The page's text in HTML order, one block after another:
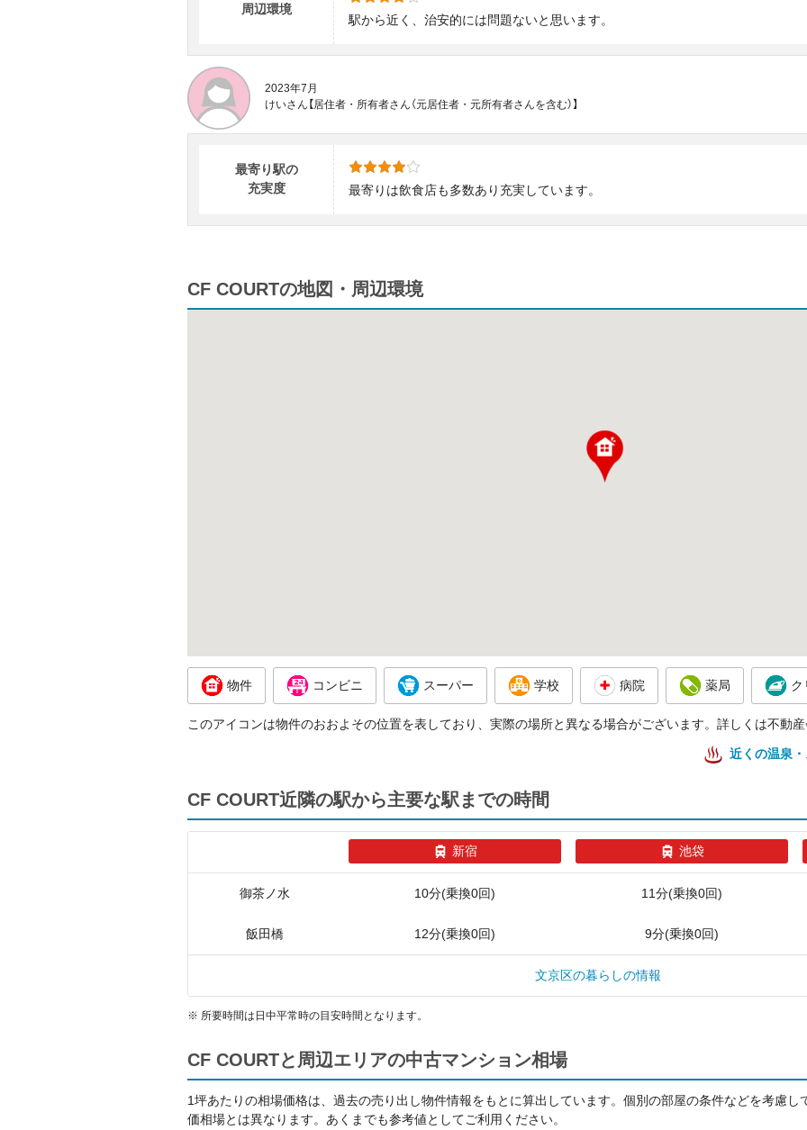
周辺環境
駅から近く、治安的には問題ないと思います。
2023年7月
けいさん【居住者・所有者さん（元居住者・元所有者さんを含む）】
最寄り駅の
充実度
最寄りは飲食店も多数あり充実しています。
CF COURTの地図・周辺環境
物件 コンビニ スーパー 学校 病院 薬局 ク
このアイコンは物件のおおよその位置を表しており、実際の場所と異なる場合がございます。詳しくは不動産
近くの温泉
CF COURT近隣の駅から主要な駅までの時間
新宿 池袋
御茶ノ水 10分(乗換0回) 11分(乗換0回)
飯田橋 12分(乗換0回) 9分(乗換0回)
文京区の暮らしの情報
※ 所要時間は日中平常時の目安時間となります。
CF COURTと周辺エリアの中古マンション相場
1坪あたりの相場価格は、過去の売り出し物件情報をもとに算出しています。個別の部屋の条件などを考慮
価相場とは異なります。あくまでも参考値としてご利用ください。